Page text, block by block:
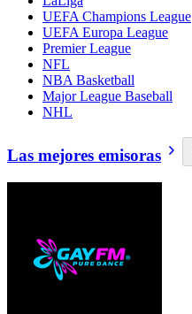
UEFA Champions League
UEFA Europa League
Premier League
NFL
NBA Basketball
Major League Baseball
NHL
Las mejores emisoras